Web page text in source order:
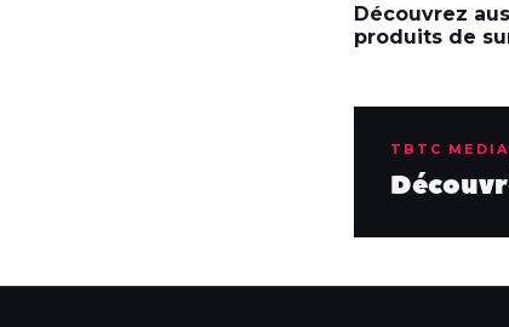
Découvrez
produits de
TBTC